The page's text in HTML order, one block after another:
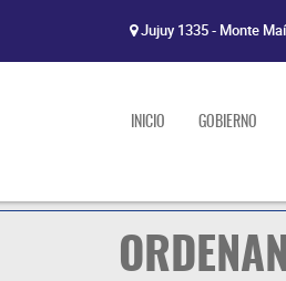
Jujuy 1335 - Monte
INICIO GOBIERNO